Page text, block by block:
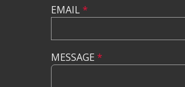
EMAIL*
MESSAGE *